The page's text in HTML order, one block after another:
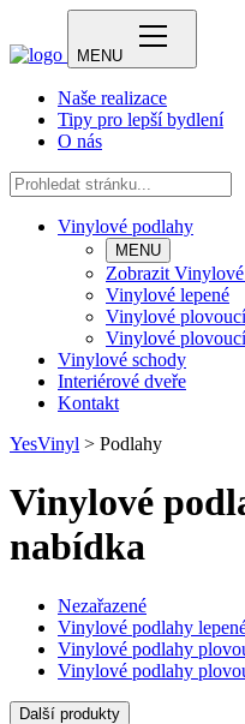
MENU
Naše realizace
Tipy pro lepší bydlení
O nás
Vinylové podlahy
MENU
Zobrazit
Vinylové lepené
Vinylové plovoucí
Vinylové
Vinylové schody
Interiérové dveře
Kontakt
YesVinyl > Podlahy
Vinylové
nabídka
Nezařazené
Vinylové podlahy
Vinylové podlahy
Vinylové podlahy
Další produkty